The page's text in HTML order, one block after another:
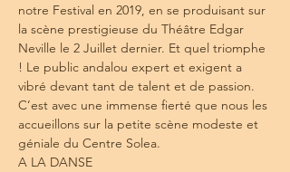
notre Festival en 2019, en se produisant sur
la scène prestigieuse du Théâtre Edgar
Neville le 2 Juillet dernier. Et quel triomphe
! Le public andalou expert et exigent a
vibré devant tant de talent et de passion.
C’est avec une immense ﬁerté que nous les
accueillons sur la petite scène modeste et
géniale du Centre Solea.
A LA DANSE